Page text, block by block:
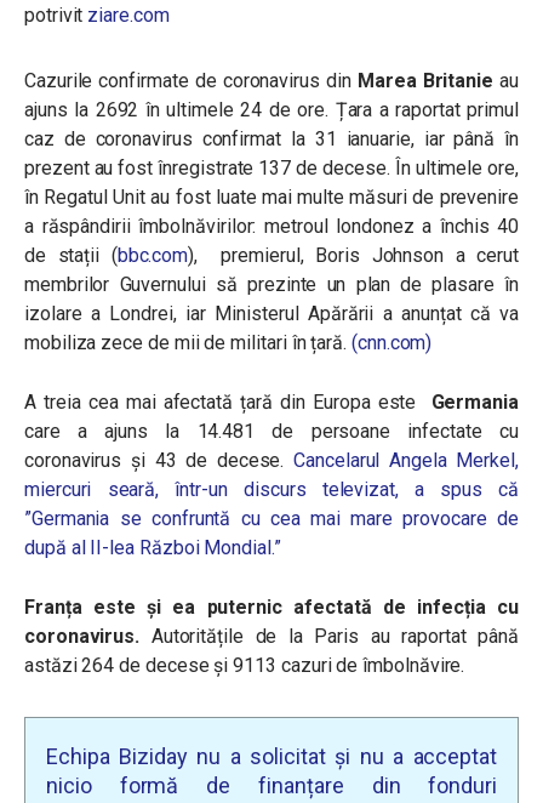
potrivit ziare.com
Cazurile confirmate de coronavirus din Marea Britanie au
ajuns la 2692 în ultimele 24 de ore. Țara a raportat primul
caz de coronavirus confirmat la 31 ianuarie, iar până în
prezent au fost înregistrate 137 de decese. În ultimele ore,
în Regatul Unit au fost luate mai multe măsuri de prevenire
a răspândirii îmbolnăvirilor: metroul londonez a închis 40
de stații (bbc.com), premierul, Boris Johnson a cerut
membrilor Guvernului să prezinte un plan de plasare în
izolare a Londrei, iar Ministerul Apărării a anunțat că va
mobiliza zece de mii de militari în țară. (cnn.com)
A treia cea mai afectată țară din Europa este Germania
care a ajuns la 14.481 de persoane infectate cu
coronavirus și 43 de decese.Cancelarul Angela Merkel,
miercuri seară, într-un discurs televizat, a spus că
”Germania se confruntă cu cea mai mare provocare de
după al II-lea Război Mondial.”
Franța este și ea puternic afectată de infecția cu
coronavirus. Autoritățile de la Paris au raportat până
astăzi 264 de decese și 9113 cazuri de îmbolnăvire.
Echipa Biziday nu a solicitat și nu a acceptat
nicio formă de finanțare din fonduri